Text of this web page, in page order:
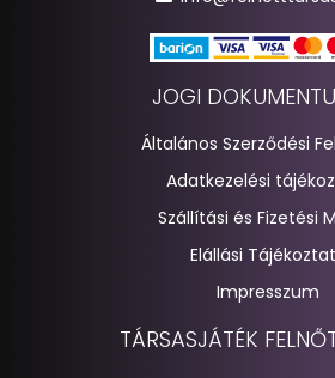
JOGI
Általános Szerződési
Adatkezelési
Szállítási és Fizetési
Elállási
Impresszum
TÁRSASJÁTÉK